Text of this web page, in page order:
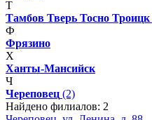
Т
Тамбов Тверь Тосно Троицк
Ф
Фрязино
Х
Ханты-Мансийск
Ч
Череповец (2)
Найдено филиалов: 2